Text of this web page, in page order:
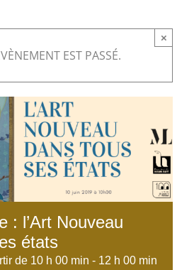
EST PASSÉ.
×
: l’Art Nouveau
états
de 10 h 00 min - 12 h 00 min